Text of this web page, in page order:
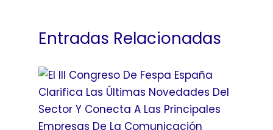
Entradas Relacionadas